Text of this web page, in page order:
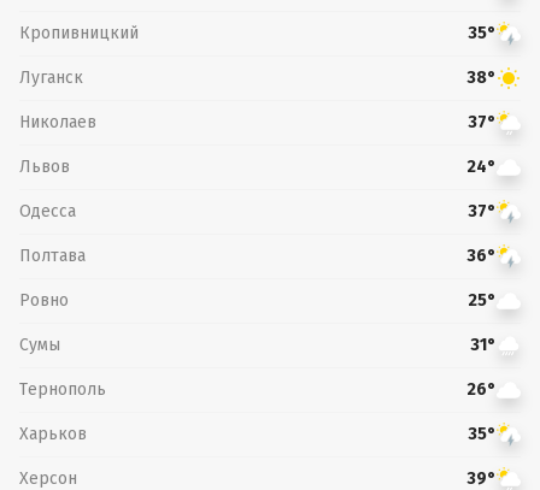
Кропивницкий 35°
Луганск 38°
Николаев 37°
Львов 24°
Одесса 37°
Полтава 36°
Ровно 25°
Сумы 31°
Тернополь 26°
Харьков 35°
Херсон 39°